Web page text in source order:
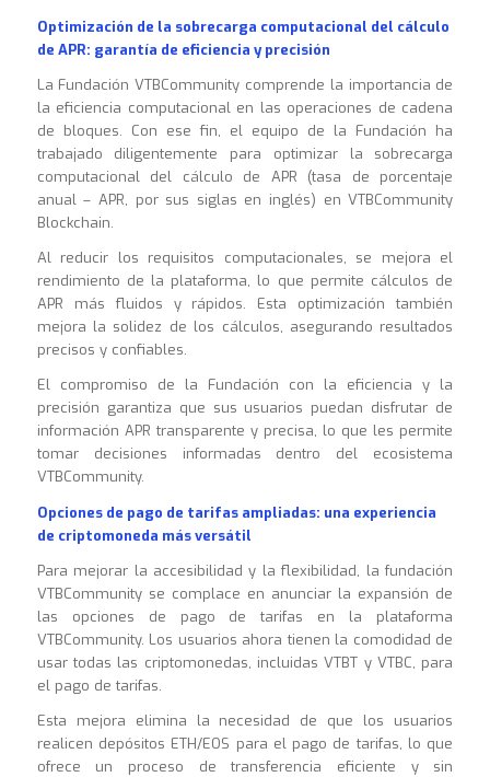
Optimización de la sobrecarga computacional del cálculo
de APR: garantía de eficiencia y precisión
La Fundación VTBCommunity comprende la importancia de
la eficiencia computacional en las operaciones de cadena
de bloques. Con ese fin, el equipo de la Fundación ha
trabajado diligentemente para optimizar la sobrecarga
computacional del cálculo de APR (tasa de porcentaje
anual – APR, por sus siglas en inglés) en VTBCommunity
Blockchain.
Al reducir los requisitos computacionales, se mejora el
rendimiento de la plataforma, lo que permite cálculos de
APR más fluidos y rápidos. Esta optimización también
mejora la solidez de los cálculos, asegurando resultados
precisos y confiables.
El compromiso de la Fundación con la eficiencia y la
precisión garantiza que sus usuarios puedan disfrutar de
información APR transparente y precisa, lo que les permite
tomar decisiones informadas dentro del ecosistema
VTBCommunity.
Opciones de pago de tarifas ampliadas: una experiencia
de criptomoneda más versátil
Para mejorar la accesibilidad y la flexibilidad, la fundación
VTBCommunity se complace en anunciar la expansión de
las opciones de pago de tarifas en la plataforma
VTBCommunity. Los usuarios ahora tienen la comodidad de
usar todas las criptomonedas, incluidas VTBT y VTBC, para
el pago de tarifas.
Esta mejora elimina la necesidad de que los usuarios
realicen depósitos ETH/EOS para el pago de tarifas, lo que
ofrece un proceso de transferencia eficiente y sin